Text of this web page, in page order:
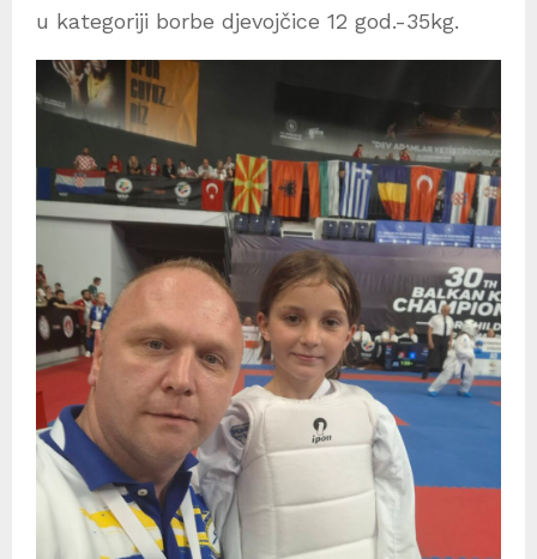
u kategoriji borbe djevojčice 12 god.-35kg.